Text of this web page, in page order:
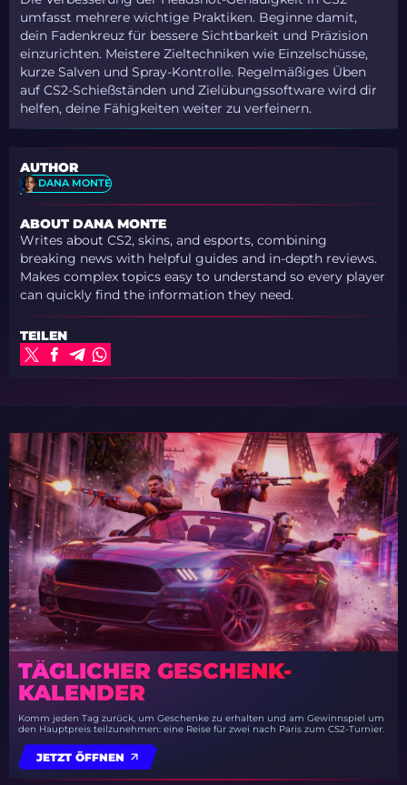
umfasst mehrere wichtige Praktiken. Beginne damit,
dein Fadenkreuz für bessere Sichtbarkeit und Präzision
einzurichten. Meistere Zieltechniken wie Einzelschüsse,
kurze Salven und Spray-Kontrolle. Regelmäßiges Üben
auf CS2-Schießständen und Zielübungssoftware wird dir
helfen, deine Fähigkeiten weiter zu verfeinern.
AUTHOR
DANA MONTE
ABOUT DANA MONTE
Writes about CS2, skins, and esports, combining
breaking news with helpful guides and in-depth reviews.
Makes complex topics easy to understand so every player
can quickly find the information they need.
TEILEN
TÄGLICHER GESCHENK-
KALENDER
Komm jeden Tag zurück, um Geschenke zu erhalten und am Gewinnspiel um
den Hauptpreis teilzunehmen: eine Reise für zwei nach Paris zum CS2-Turnier.
JETZT ÖFFNEN